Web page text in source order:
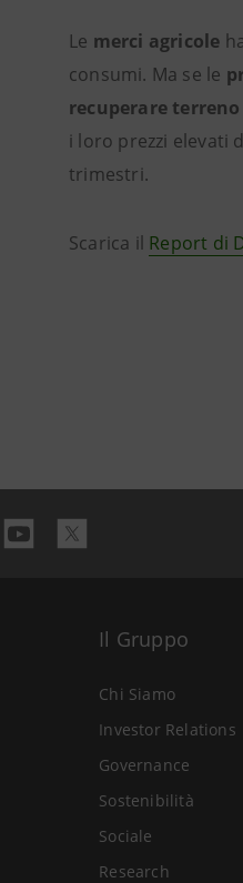
Le merci agricole
consumi. Ma se le
recuperare terreno
i loro prezzi elevati
trimestri.
Scarica il Report di
Il Gruppo
Chi Siamo
Investor Relations
Governance
Sostenibilità
Sociale
Research